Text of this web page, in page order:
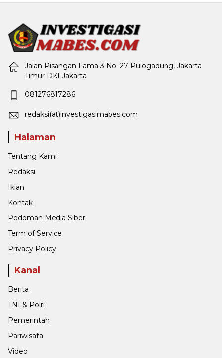
Jalan Pisangan Lama 3 No: 27 Pulogadung, Jakarta
Timur DKI Jakarta
081276817286
redaksi(at)investigasimabes.com
Halaman
Tentang Kami
Redaksi
Iklan
Kontak
Pedoman Media Siber
Term of Service
Privacy Policy
Kanal
Berita
TNI & Polri
Pemerintah
Pariwisata
Video